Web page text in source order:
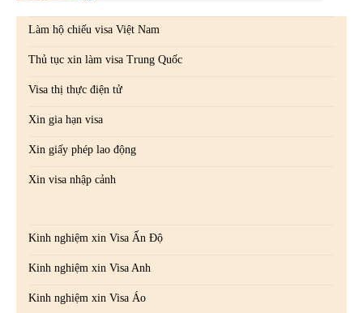
Làm hộ chiếu visa Việt Nam
Thủ tục xin làm visa Trung Quốc
Visa thị thực điện tử
Xin gia hạn visa
Xin giấy phép lao động
Xin visa nhập cảnh
Kinh nghiệm xin Visa Ấn Độ
Kinh nghiệm xin Visa Anh
Kinh nghiệm xin Visa Áo